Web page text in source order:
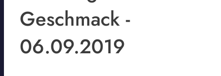
Geschmack -
06.09.2019